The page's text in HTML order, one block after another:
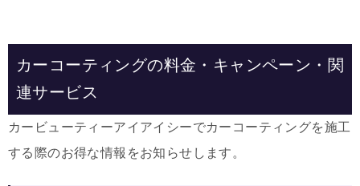
カーコーティングの料金・キャンペーン・関
連サービス
カービューティーアイアイシーでカーコーティングを施工
する際のお得な情報をお知らせします。